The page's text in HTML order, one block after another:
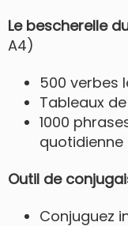
Le bescherelle
A4)
500 verbes
Tableaux
1000
quotidienne
Outil de
Conjuguez